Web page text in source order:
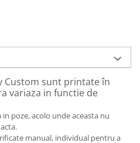
Custom sunt printate în
variaza in functie de
poze, acolo unde aceasta nu
manual, individual pentru a